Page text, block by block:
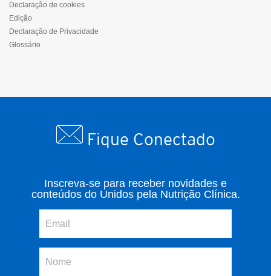
Declaração de cookies
Edição
Declaração de Privacidade
Glossário
Fique Conectado
Inscreva-se para receber novidades e
conteúdos do Unidos pela Nutrição Clínica.